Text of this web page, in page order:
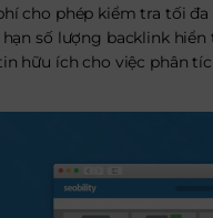
cho phép kiểm tra tối đa
số lượng backlink hiển
hữu ích cho việc phân